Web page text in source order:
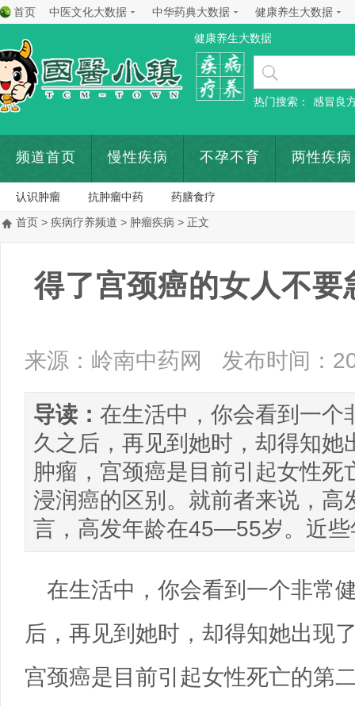
首页 中医文化大数据 中华药典大数据 健康养生大数据
健康养生大数据
热门搜索： 感冒良
频道首页 慢性疾病 不孕不育 两性疾病
认识肿瘤 抗肿瘤中药
药膳食疗
首页 > 疾病疗养频道 > 肿瘤疾病 > 正文
得了宫颈癌的女人不
来源：岭南中药网 发布时间：
导读： 在生活中，你会看到一个
久之后，再见到她时，却得知
肿瘤，宫颈癌是目前引起女性
浸润癌的区别。就前者来说，
言，高发年龄在45—55岁。近
在生活中，你会看到一个非常
后，再见到她时，却得知她出现
宫颈癌是目前引起女性死亡的第